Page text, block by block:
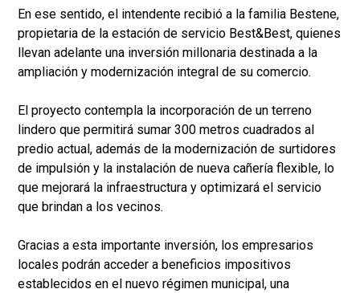
En ese sentido, el intendente recibió a la familia Bestene,
propietaria de la estación de servicio Best&Best, quienes
llevan adelante una inversión millonaria destinada a la
ampliación y modernización integral de su comercio.
El proyecto contempla la incorporación de un terreno
lindero que permitirá sumar 300 metros cuadrados al
predio actual, además de la modernización de surtidores
de impulsión y la instalación de nueva cañería flexible, lo
que mejorará la infraestructura y optimizará el servicio
que brindan a los vecinos.
Gracias a esta importante inversión, los empresarios
locales podrán acceder a beneficios impositivos
establecidos en el nuevo régimen municipal, una